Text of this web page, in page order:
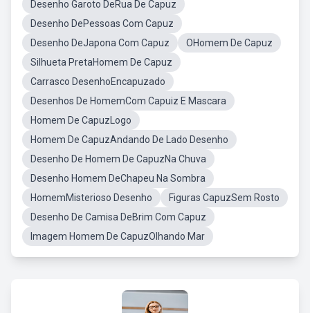
Desenho Garoto DeRua De Capuz
Desenho DePessoas Com Capuz
Desenho DeJapona Com Capuz
OHomem De Capuz
Silhueta PretaHomem De Capuz
Carrasco DesenhoEncapuzado
Desenhos De HomemCom Capuiz E Mascara
Homem De CapuzLogo
Homem De CapuzAndando De Lado Desenho
Desenho De Homem De CapuzNa Chuva
Desenho Homem DeChapeu Na Sombra
HomemMisterioso Desenho
Figuras CapuzSem Rosto
Desenho De Camisa DeBrim Com Capuz
Imagem Homem De CapuzOlhando Mar